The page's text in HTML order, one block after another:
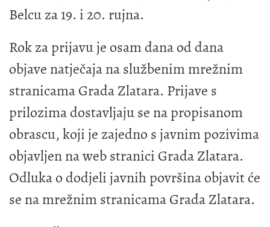
Belcu za 19. i 20. rujna.
Rok za prijavu je osam dana od dana
objave natječaja na službenim mrežnim
stranicama Grada Zlatara. Prijave s
prilozima dostavljaju se na propisanom
obrascu, koji je zajedno s javnim pozivima
objavljen na web stranici Grada Zlatara.
Odluka o dodjeli javnih površina objavit će
se na mrežnim stranicama Grada Zlatara.